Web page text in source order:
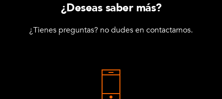
¿Deseas saber más?
¿Tienes preguntas? no dudes en contactarnos.